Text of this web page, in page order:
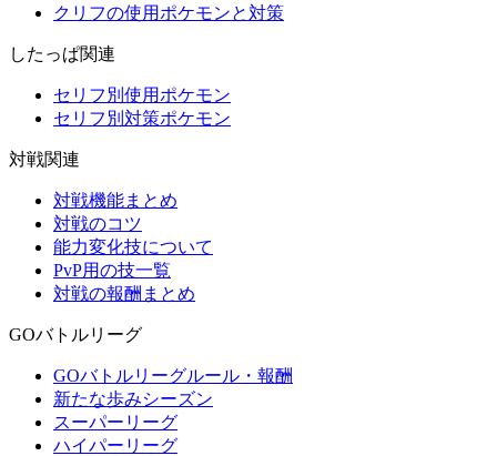
クリフの使用ポケモンと対策
したっぱ関連
セリフ別使用ポケモン
セリフ別対策ポケモン
対戦関連
対戦機能まとめ
対戦のコツ
能力変化技について
PvP用の技一覧
対戦の報酬まとめ
GOバトルリーグ
GOバトルリーグルール・報酬
新たな歩みシーズン
スーパーリーグ
ハイパーリーグ